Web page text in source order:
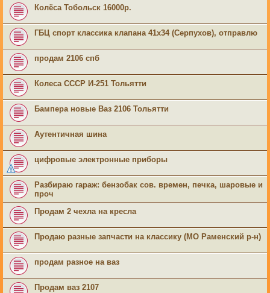
Колёса Тобольск 16000р.
ГБЦ спорт классика клапана 41х34 (Серпухов), отправлю
продам 2106 спб
Колеса СССР И-251 Тольятти
Бампера новые Ваз 2106 Тольятти
Аутентичная шина
цифровые электронные приборы
Разбираю гараж: бензобак сов. времен, печка, шаровые и
проч
Продам 2 чехла на кресла
Продаю разные запчасти на классику (МО Раменский р-н)
продам разное на ваз
Продам ваз 2107